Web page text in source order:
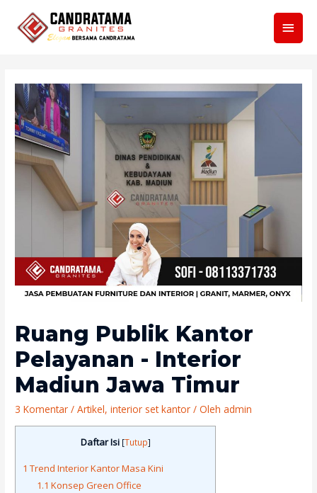
Ruang Publik Kantor
Pelayanan - Interior
Madiun Jawa Timur
3 Komentar /Artikel,interior set kantor / Oleh admin
Daftar Isi [Tutup]
1 Trend Interior Kantor Masa Kini
1.1 Konsep Green Office